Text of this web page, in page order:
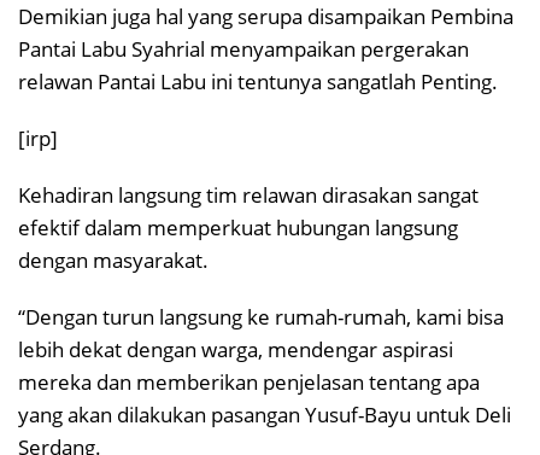
Demikian juga hal yang serupa disampaikan Pembina
Pantai Labu Syahrial menyampaikan pergerakan
relawan Pantai Labu ini tentunya sangatlah Penting.
[irp]
Kehadiran langsung tim relawan dirasakan sangat
efektif dalam memperkuat hubungan langsung
dengan masyarakat.
“Dengan turun langsung ke rumah-rumah, kami bisa
lebih dekat dengan warga, mendengar aspirasi
mereka dan memberikan penjelasan tentang apa
yang akan dilakukan pasangan Yusuf-Bayu untuk Deli
Serdang.